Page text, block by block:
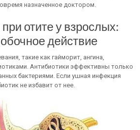
назначенное доктором.
отите у взрослых:
действие
такие как гайморит, ангина,
Антибиотики эффективны только
бактериями. Если ушная инфекция
не избавит от нее.